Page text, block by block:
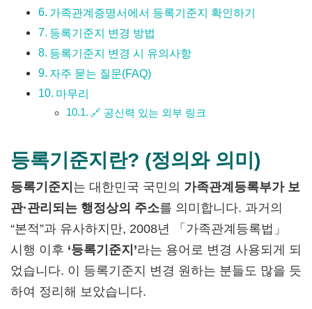
가족관계증명서에서 등록기준지 확인하기
등록기준지 변경 방법
등록기준지 변경 시 유의사항
자주 묻는 질문(FAQ)
마무리
🔗 공신력 있는 외부 링크
등록기준지란? (정의와 의미)
등록기준지 는 대한민국 국민의 가족관계등록부가 보
관·관리되는 행정상의 주소를 의미합니다. 과거의
“본적”과 유사하지만, 2008년 「가족관계등록법」
시행 이후 ‘등록기준지’라는 용어로 변경 사용되게 되
었습니다. 이 등록기준지 변경 원하는 분들도 많을 듯
하여 정리해 보았습니다.